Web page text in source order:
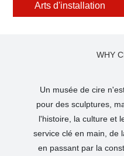
Arts d'installation
WHY
Un musée de cire
pour des sculptures,
l'histoire, la culture et
service clé en main, de
en passant par la